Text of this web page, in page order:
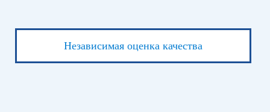
Независимая оценка качества